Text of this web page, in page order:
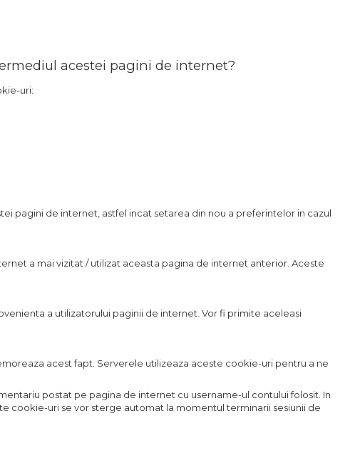
acestei pagini de internet?
uri:
pagini de internet, astfel incat setarea din nou a preferintelor in cazul
a mai vizitat / utilizat aceasta pagina de internet anterior. Aceste
a utilizatorului paginii de internet. Vor fi primite aceleasi
acest fapt. Serverele utilizeaza aceste cookie-uri pentru a ne
postat pe pagina de internet cu username-ul contului folosit. In
cookie-uri se vor sterge automat la momentul terminarii sesiunii de